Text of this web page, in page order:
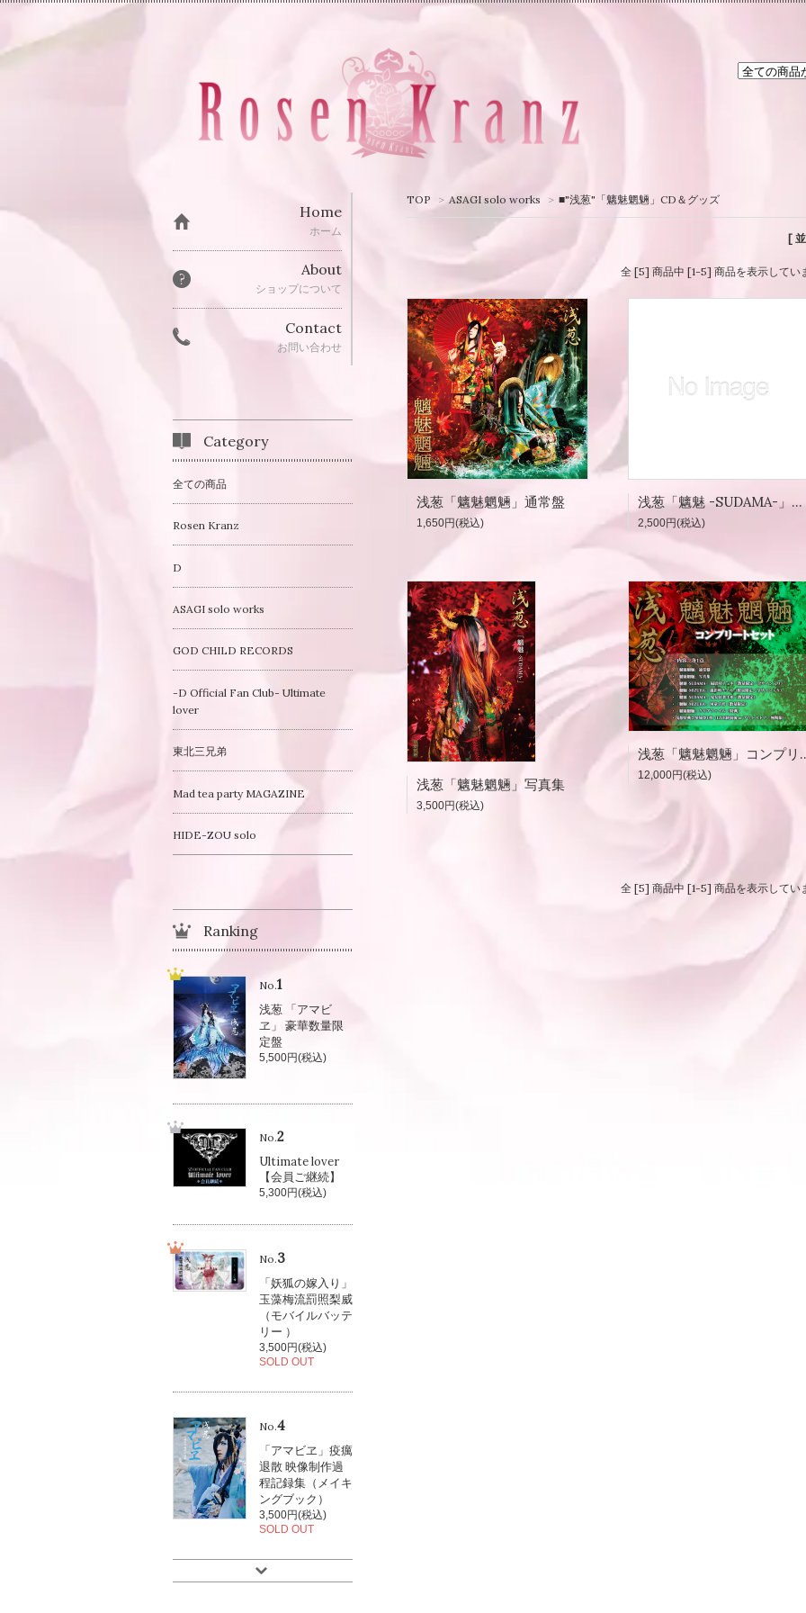
TOP > ASAGI solo works > ■"浅葱"「魑魅魍魎」CD＆グッズ
[
全 [5] 商品中 [1-5] 商品を表示してい
浅葱「魑魅魍魎」通常盤
1,650円(税込)
浅葱「魑魅 -SUDAMA-」鬼女紅葉手形
2,500円(税込)
浅葱「魑魅魍魎」写真集
3,500円(税込)
浅葱「魑魅魍魎
12,000円(税込)
全 [5] 商品中 [1-5] 商品を表示してい
Home
ホーム
About
ショップについて
Contact
お問い合わせ
Category
全ての商品
Rosen Kranz
D
ASAGI solo works
GOD CHILD RECORDS
-D Official Fan Club- Ultimate
lover
東北三兄弟
Mad tea party MAGAZINE
HIDE-ZOU solo
Ranking
No.1
浅葱 「アマビ
ヱ」 豪華数量限
定盤
5,500円(税込)
No.2
Ultimate lover
【会員ご継続】
5,300円(税込)
No.3
「妖狐の嫁入り」
玉藻梅流罰照梨威
（モバイルバッテ
リー ）
3,500円(税込)
SOLD OUT
No.4
「アマビヱ」疫癘
退散 映像制作過
程記録集（メイキ
ングブック）
3,500円(税込)
SOLD OUT